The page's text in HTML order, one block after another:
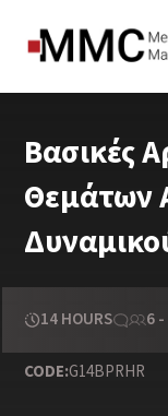
Βασικές
Θεμάτων
14 HOURS 6
CODE:G14BPRHR